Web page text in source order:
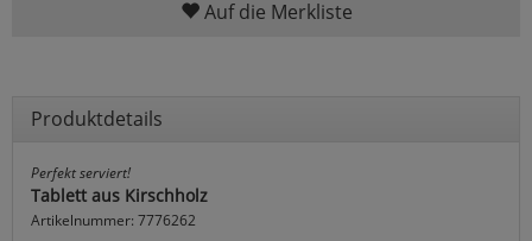
Auf die Merkliste
Produktdetails
Perfekt serviert!
Tablett aus Kirschholz
Artikelnummer: 7776262